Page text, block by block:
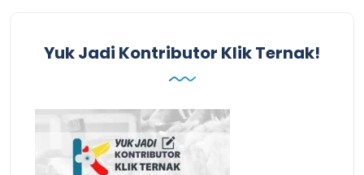
Yuk Jadi Kontributor Klik Ternak!